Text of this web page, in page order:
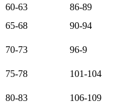
60-63
86-89
65-68 90-94
70-73 96-9
75-78 101-104
80-83 106-109